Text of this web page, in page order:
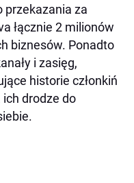
przekazania za
łącznie 2 milionów
biznesów. Ponadto
i zasięg,
historie członkiń
ich drodze do